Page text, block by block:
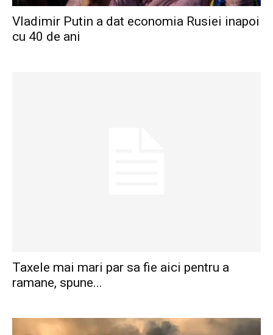
Vladimir Putin a dat economia Rusiei inapoi
cu 40 de ani
Taxele mai mari par sa fie aici pentru a
ramane, spune...